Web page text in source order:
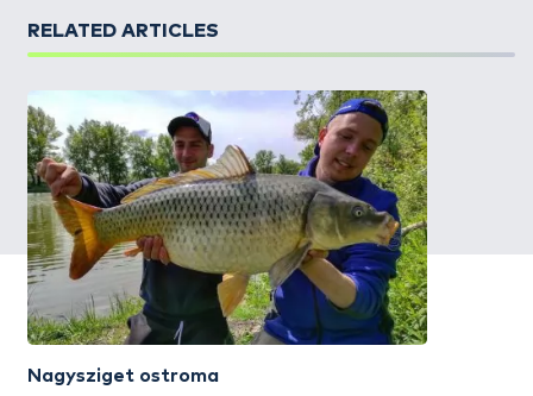
RELATED ARTICLES
Nagysziget ostroma